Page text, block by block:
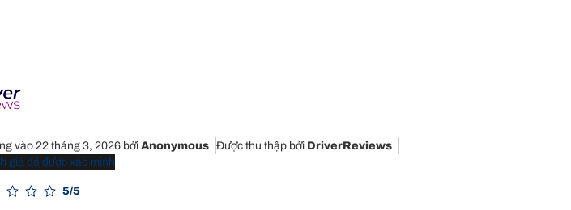
vào 22 tháng 3, 2026 bởi Anonymous Được thu thập bởi DriverReviews
giá đã được xác minh
5/5